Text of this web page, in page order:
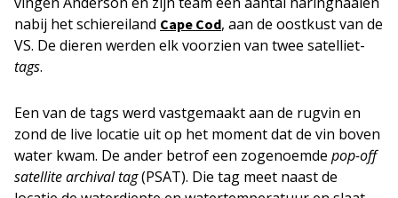
nabij het schiereiland Cape Cod, aan de oostkust van de
VS. De dieren werden elk voorzien van twee satelliet-
tags.
Een van de tags werd vastgemaakt aan de rugvin en
zond de live locatie uit op het moment dat de vin boven
water kwam. De ander betrof een zogenoemde pop-off
satellite archival tag(PSAT). Die tag meet naast de